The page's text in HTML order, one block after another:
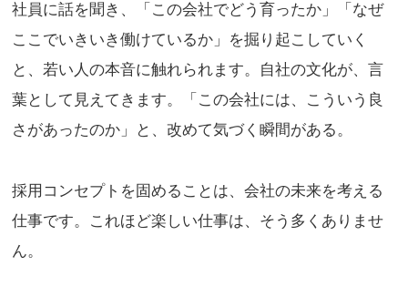
社員に話を聞き、「この会社でどう育ったか」「なぜ
ここでいきいき働けているか」を掘り起こしていく
と、若い人の本音に触れられます。自社の文化が、言
葉として見えてきます。「この会社には、こういう良
さがあったのか」と、改めて気づく瞬間がある。
採用コンセプトを固めることは、会社の未来を考える
仕事です。これほど楽しい仕事は、そう多くありませ
ん。